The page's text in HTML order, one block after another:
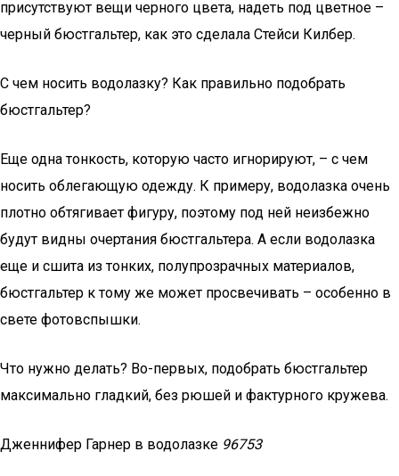
присутствуют вещи черного цвета, надеть под цветное –
черный бюстгальтер, как это сделала Стейси Килбер.
С чем носить водолазку? Как правильно подобрать
бюстгальтер?
Еще одна тонкость, которую часто игнорируют, – с чем
носить облегающую одежду. К примеру, водолазка очень
плотно обтягивает фигуру, поэтому под ней неизбежно
будут видны очертания бюстгальтера. А если водолазка
еще и сшита из тонких, полупрозрачных материалов,
бюстгальтер к тому же может просвечивать – особенно в
свете фотовспышки.
Что нужно делать? Во-первых, подобрать бюстгальтер
максимально гладкий, без рюшей и фактурного кружева.
Дженнифер Гарнер в водолазке 96753